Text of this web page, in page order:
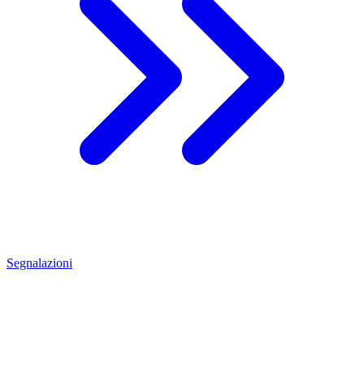
Segnalazioni